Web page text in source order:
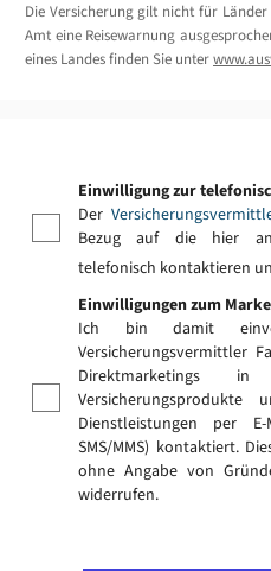
Die Versicherung gilt nicht für
Amt eine Reisewarnung
eines Landes finden Sie unter
Einwilligung zur
Der
Bezug auf die hier
telefonisch kontaktieren
Einwilligungen zum
Ich bin damit
Versicherungsvermittler
Direktmarketings
Versicherungsprodukte
Dienstleistungen per
SMS/MMS) kontaktiert.
ohne Angabe von
widerrufen.